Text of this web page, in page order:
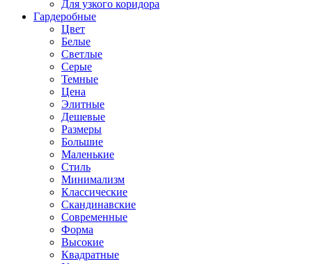
Для узкого коридора
Гардеробные
Цвет
Белые
Светлые
Серые
Темные
Цена
Элитные
Дешевые
Размеры
Большие
Маленькие
Стиль
Минимализм
Классические
Скандинавские
Современные
Форма
Высокие
Квадратные